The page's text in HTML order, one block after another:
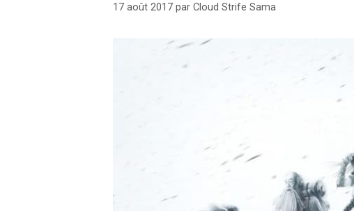
17 août 2017 par Cloud Strife Sama